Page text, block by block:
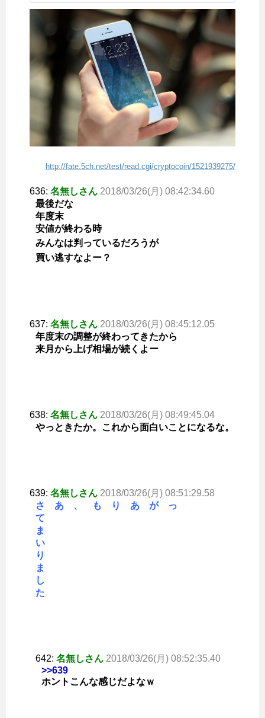
http://fate.5ch.net/test/read.cgi/cryptocoin/1521939275/
636: 名無しさん 2018/03/26(月) 08:42:34.60
最後だな
年度末
安値が終わる時
みんなは判っているだろうが
買い逃すなよー？
637: 名無しさん 2018/03/26(月) 08:45:12.05
年度末の調整が終わってきたから
来月から上げ相場が続くよー
638: 名無しさん 2018/03/26(月) 08:49:45.04
やっときたか。これから面白いことになるな。
639: 名無しさん 2018/03/26(月) 08:51:29.58
さ あ 、 も り あ が っ
て
ま
い
り
ま
し
た
642: 名無しさん 2018/03/26(月) 08:52:35.40
>>639
ホントこんな感じだよなｗ